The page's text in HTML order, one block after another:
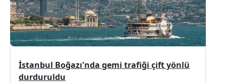
İstanbul Boğazı'nda gemi trafiği çift yönlü
durduruldu